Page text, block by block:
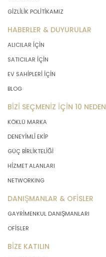
GİZLİLİK POLİTİKAMIZ
HABERLER & DUYURULAR
ALICILAR İÇİN
SATICILAR İÇİN
EV SAHİPLERİ İÇİN
BLOG
BİZİ SEÇMENİZ İÇİN 10 NEDEN
KÖKLÜ MARKA
DENEYİMLİ EKİP
GÜÇ BİRLİKTELİĞİ
HİZMET ALANLARI
NETWORKING
DANIŞMANLAR & OFİSLER
GAYRİMENKUL DANIŞMANLARI
OFİSLER
BİZE KATILIN